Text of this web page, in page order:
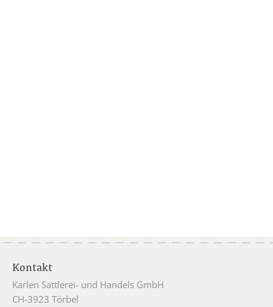
Kontakt
Karlen Sattlerei- und Handels GmbH
CH-3923 Törbel